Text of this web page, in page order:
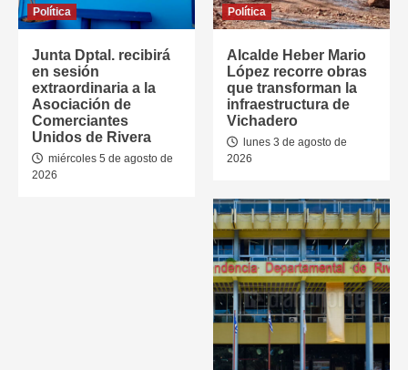
Política
Junta Dptal. recibirá
en sesión
extraordinaria a la
Asociación de
Comerciantes
Unidos de Rivera
miércoles 5 de agosto de
2026
Política
Alcalde Heber Mario
López recorre obras
que transforman la
infraestructura de
Vichadero
lunes 3 de agosto de
2026